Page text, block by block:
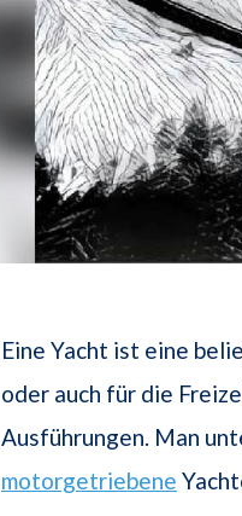
Eine Yacht ist eine
oder auch für die
Ausführungen. Man
motorgetriebene